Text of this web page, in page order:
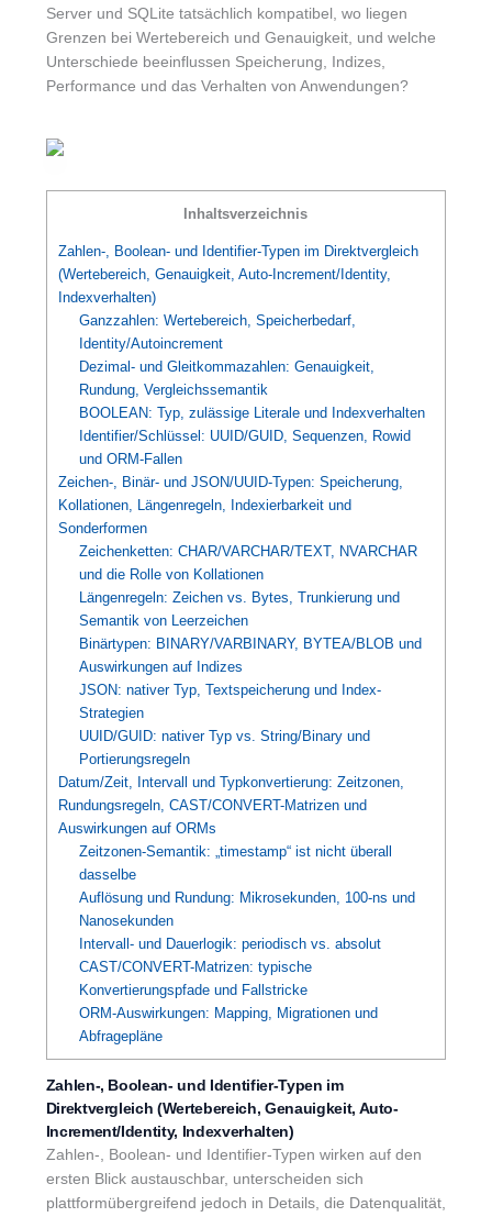
Server und SQLite tatsächlich kompatibel, wo liegen
Grenzen bei Wertebereich und Genauigkeit, und welche
Unterschiede beeinflussen Speicherung, Indizes,
Performance und das Verhalten von Anwendungen?
Inhaltsverzeichnis
Zahlen-, Boolean- und Identifier-Typen im Direktvergleich
(Wertebereich, Genauigkeit, Auto-Increment/Identity,
Indexverhalten)
Ganzzahlen: Wertebereich, Speicherbedarf,
Identity/Autoincrement
Dezimal- und Gleitkommazahlen: Genauigkeit,
Rundung, Vergleichssemantik
BOOLEAN: Typ, zulässige Literale und Indexverhalten
Identifier/Schlüssel: UUID/GUID, Sequenzen, Rowid
und ORM-Fallen
Zeichen-, Binär- und JSON/UUID-Typen: Speicherung,
Kollationen, Längenregeln, Indexierbarkeit und
Sonderformen
Zeichenketten: CHAR/VARCHAR/TEXT, NVARCHAR
und die Rolle von Kollationen
Längenregeln: Zeichen vs. Bytes, Trunkierung und
Semantik von Leerzeichen
Binärtypen: BINARY/VARBINARY, BYTEA/BLOB und
Auswirkungen auf Indizes
JSON: nativer Typ, Textspeicherung und Index-
Strategien
UUID/GUID: nativer Typ vs. String/Binary und
Portierungsregeln
Datum/Zeit, Intervall und Typkonvertierung: Zeitzonen,
Rundungsregeln, CAST/CONVERT-Matrizen und
Auswirkungen auf ORMs
Zeitzonen-Semantik: „timestamp“ ist nicht überall
dasselbe
Auflösung und Rundung: Mikrosekunden, 100‑ns und
Nanosekunden
Intervall- und Dauerlogik: periodisch vs. absolut
CAST/CONVERT-Matrizen: typische
Konvertierungspfade und Fallstricke
ORM-Auswirkungen: Mapping, Migrationen und
Abfragepläne
Zahlen-, Boolean- und Identifier-Typen im
Direktvergleich (Wertebereich, Genauigkeit, Auto-
Increment/Identity, Indexverhalten)
Zahlen-, Boolean- und Identifier-Typen wirken auf den
ersten Blick austauschbar, unterscheiden sich
plattformübergreifend jedoch in Details, die Datenqualität,